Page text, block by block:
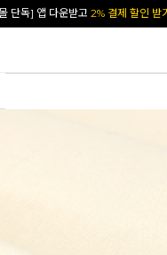
플친 추가하면1천원 즉시 할인 쿠폰